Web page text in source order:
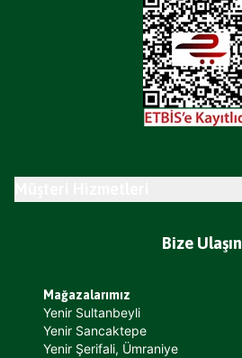
Bize Ulaşın
Mağazalarımız
Yenir Sultanbeyli
Yenir Sancaktepe
Yenir Şerifali, Ümraniye